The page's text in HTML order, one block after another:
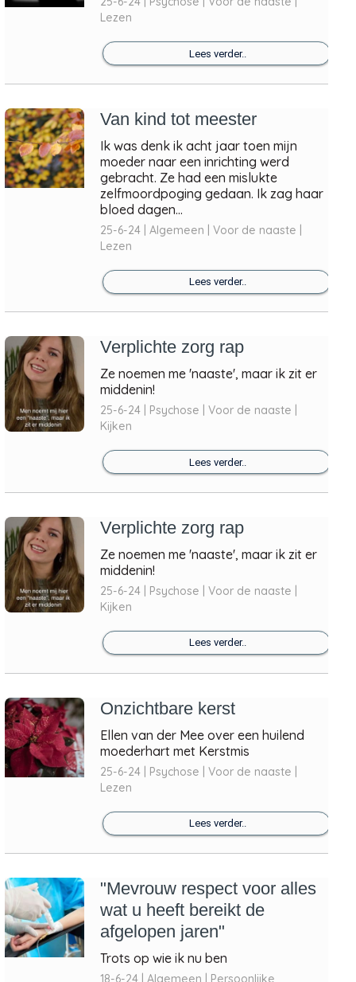
Lezen
Lees verder..
Van kind tot meester
Ik was denk ik acht jaar toen mijn
moeder naar een inrichting werd
gebracht. Ze had een mislukte
zelfmoordpoging gedaan. Ik zag haar
bloed dagen...
25-6-24 | Algemeen | Voor de naaste |
Lezen
Lees verder..
Verplichte zorg rap
Ze noemen me 'naaste', maar ik zit er
middenin!
25-6-24 | Psychose | Voor de naaste |
Kijken
Lees verder..
Verplichte zorg rap
Ze noemen me 'naaste', maar ik zit er
middenin!
25-6-24 | Psychose | Voor de naaste |
Kijken
Lees verder..
Onzichtbare kerst
Ellen van der Mee over een huilend
moederhart met Kerstmis
25-6-24 | Psychose | Voor de naaste |
Lezen
Lees verder..
"Mevrouw respect voor alles
wat u heeft bereikt de
afgelopen jaren"
Trots op wie ik nu ben
18-6-24 | Algemeen | Persoonlijke